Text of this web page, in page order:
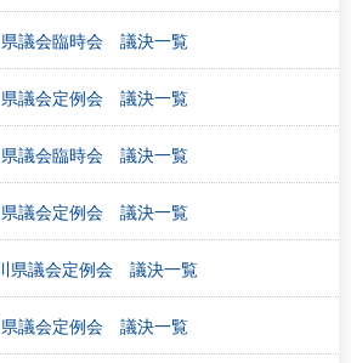
議会臨時会 議決一覧
議会定例会 議決一覧
議会臨時会 議決一覧
議会定例会 議決一覧
県議会定例会 議決一覧
議会定例会 議決一覧